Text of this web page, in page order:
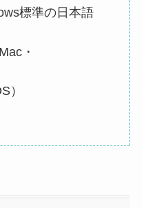
標準の日本語
・
）